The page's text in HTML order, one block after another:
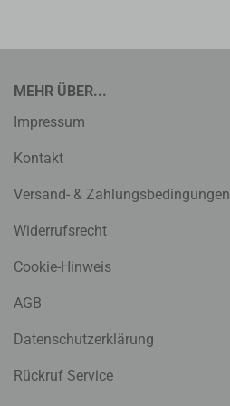
MEHR ÜBER...
Impressum
Kontakt
Versand- & Zahlungsbedingungen
Widerrufsrecht
Cookie-Hinweis
AGB
Datenschutzerklärung
Rückruf Service